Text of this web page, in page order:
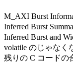
M_AXI Burst
Inferred Burst
Inferred Burst and
volatile のじゃなく
残りの C コードの